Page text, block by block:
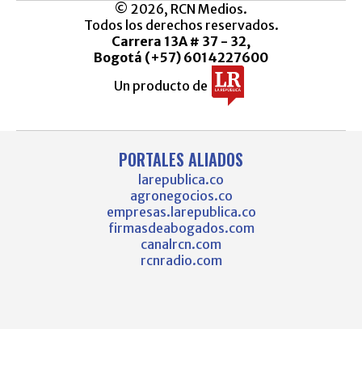
© 2026, RCN Medios.
Todos los derechos reservados.
Carrera 13A # 37 - 32,
Bogotá (+57) 6014227600
Un producto de
PORTALES ALIADOS
larepublica.co
agronegocios.co
empresas.larepublica.co
firmasdeabogados.com
canalrcn.com
rcnradio.com